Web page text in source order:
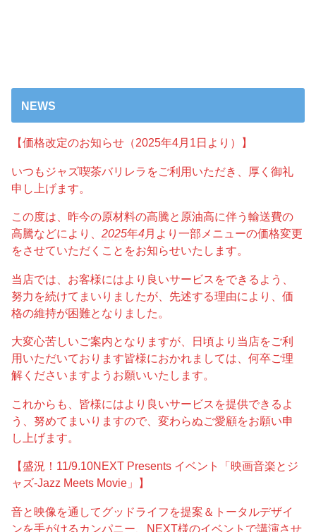
NEWS
【価格改定のお知らせ（2025年4月1日より）】
いつもジャズ喫茶バリレラをご利用いただき、厚く御礼
申し上げます。
この度は、昨今の原材料の高騰と原油高に伴う輸送費の
高騰などにより、2025年4月より一部メニューの価格変更
をさせていただくことをお知らせいたします。
当店では、お客様にはより良いサービスをできるよう、
努力を続けてまいりましたが、先述する理由により、価
格の維持が困難となりました。
大変心苦しいご案内となりますが、日頃より当店をご利
用いただいております皆様におかれましては、何卒ご理
解くださいますようお願いいたします。
これからも、皆様にはより良いサービスを提供できるよ
う、努めてまいりますので、変わらぬご愛顧をお願い申
し上げます。
【盛況！11/9.10NEXT Presents イベント「映画音楽とジ
ャズ-Jazz Meets Movie」】
音と映像を通してグッドライフを提案＆トータルデザイ
ンを手がけるカンパニー、NEXT様のイベントで講演させ